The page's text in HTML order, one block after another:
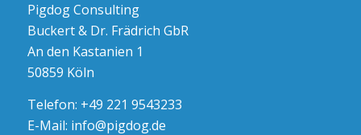
Pigdog Consulting
Buckert & Dr. Frädrich GbR
An den Kastanien 1
50859 Köln
Telefon: +49 221 9543233
E-Mail: info@pigdog.de